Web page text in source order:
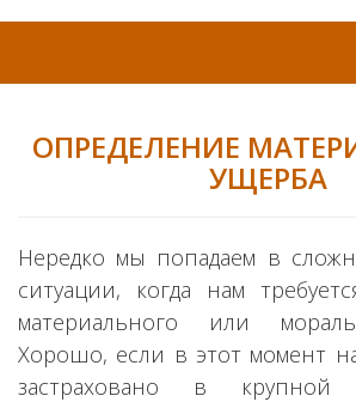
ОПРЕДЕЛЕНИЕ
УЩЕРБА
Нередко мы попадаем в
ситуации, когда нам
материального или
Хорошо, если в этот момент
застраховано в